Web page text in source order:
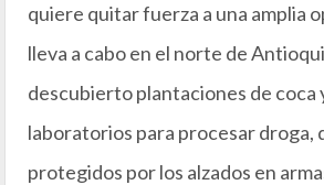
quiere quitar fuerza a una amplia
lleva a cabo en el norte de
descubierto plantaciones de coca
laboratorios para procesar droga,
protegidos por los alzados en